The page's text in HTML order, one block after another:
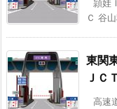
頴娃
Ｃ 谷
東関
ＪＣ
高速